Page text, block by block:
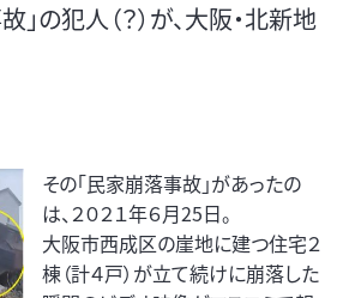
」の犯人（？）が、大阪・北新地
その「民家崩落事故」があったの
は、２０２１年６月25日。
大阪市西成区の崖地に建つ住宅２
棟（計４戸）が立て続けに崩落した